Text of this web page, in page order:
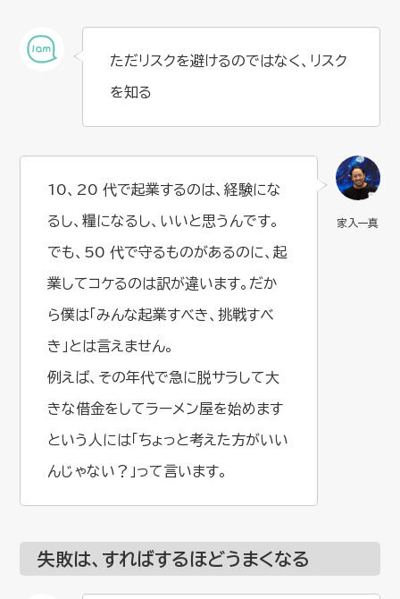
ただリスクを避けるのではなく、リスク
を知る
10、20 代で起業するのは、経験にな
るし、糧になるし、いいと思うんです。
でも、50 代で守るものがあるのに、起
業してコケるのは訳が違います。だか
ら僕は「みんな起業すべき、挑戦すべ
き」とは言えません。
例えば、その年代で急に脱サラして大
きな借金をしてラーメン屋を始めます
という人には「ちょっと考えた方がいい
んじゃない？」って言います。
失敗は、すればするほどうまくなる